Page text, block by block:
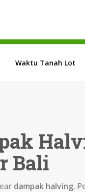
Waktu Tanah Lot
Bali
dampak halving,